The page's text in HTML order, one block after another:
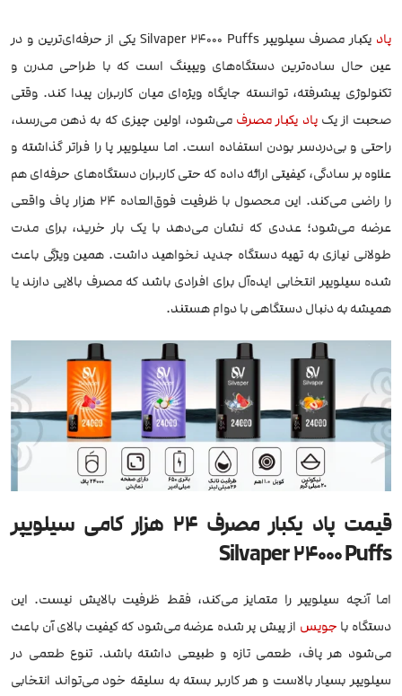
پاد
یکبار مصرف سیلویپر Silvaper 24000 Puffs یکی از حرفه‌ای‌ترین و در
عین حال ساده‌ترین دستگاه‌های ویپینگ است که با طراحی مدرن و
تکنولوژی پیشرفته، توانسته جایگاه ویژه‌ای میان کاربران پیدا کند. وقتی
صحبت از یکپاد یکبار مصرف می‌شود، اولین چیزی که به ذهن می‌رسد،
راحتی و بی‌دردسر بودن استفاده است. اما سیلویپر پا را فراتر گذاشته و
علاوه بر سادگی، کیفیتی ارائه داده که حتی کاربران دستگاه‌های حرفه‌ای هم
را راضی می‌کند. این محصول با ظرفیت فوق‌العاده ۲۴ هزار پاف واقعی
عرضه می‌شود؛ عددی که نشان می‌دهد با یک بار خرید، برای مدت
طولانی نیازی به تهیه دستگاه جدید نخواهید داشت. همین ویژگی باعث
شده سیلویپر انتخابی ایده‌آل برای افرادی باشد که مصرف بالایی دارند یا
همیشه به دنبال دستگاهی با دوام هستند.
قیمت پاد یکبار مصرف 24 هزار کامی سیلویپر
Silvaper 24000 Puffs
اما آنچه سیلویپر را متمایز می‌کند، فقط ظرفیت بالایش نیست. این
دستگاه با جویس از پیش پر شده عرضه می‌شود که کیفیت بالای آن باعث
می‌شود هر پاف، طعمی تازه و طبیعی داشته باشد. تنوع طعمی در
سیلویپر بسیار بالاست و هر کاربر بسته به سلیقه خود می‌تواند انتخابی